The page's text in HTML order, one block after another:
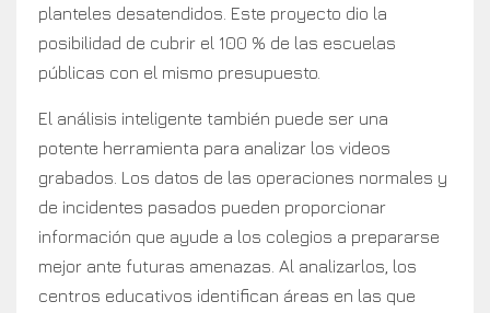
planteles desatendidos. Este proyecto dio la
posibilidad de cubrir el 100 % de las escuelas
públicas con el mismo presupuesto.
El análisis inteligente también puede ser una
potente herramienta para analizar los videos
grabados. Los datos de las operaciones normales y
de incidentes pasados pueden proporcionar
información que ayude a los colegios a prepararse
mejor ante futuras amenazas. Al analizarlos, los
centros educativos identifican áreas en las que